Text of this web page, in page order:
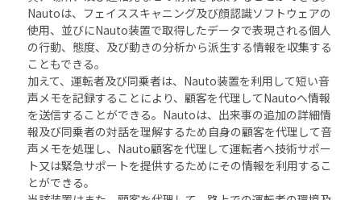
Nautoは、フェイススキャニング及び顔認識ソフトウェアの
使用、並びにNauto装置で取得したデータで表現される個人
の行動、態度、及び動きの分析から派生する情報を収集する
こともできる。
加えて、運転者及び同乗者は、Nauto装置を利用して短い音
声メモを記録することにより、顧客を代理してNautoへ情報
を送信することができる。Nautoは、出来事の追加の詳細情
報及び同乗者の対話を理解するため自身の顧客を代理して音
声メモを処理し、Nauto顧客を代理して運転者へ技術サポー
ト又は緊急サポートを提供するためにその情報を利用するこ
とができる。